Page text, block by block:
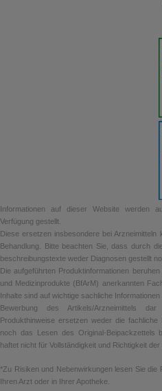
Informationen auf dieser Website werden
Verfügung gestellt.
Diese ersetzen insbesondere bei
Behandlung. Bitte beachten Sie, dass durch
beschreibungstexte weder Diagnosen gestellt
Die aufgeführten Produktinformationen
und Medizinprodukte (BfArM) anerkannten
Inhalte sind auf wichtige sachliche
Bewerbung des Artikels/Arzneimittels
Produkthinweise ersetzen weder die
noch das Lesen des Original-Beipackzettels
haftet nicht für Vollständigkeit und Richtigkeit
*Zu Risiken und Nebenwirkungen lesen Sie die
Ihren Arzt oder in Ihrer Apotheke.